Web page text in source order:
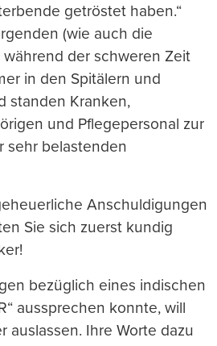
getröstet haben.“
(wie auch die
der schweren Zeit
in den Spitälern und
standen Kranken,
und Pflegepersonal zur
sehr belastenden
Anschuldigungen
Sie sich zuerst kundig
bezüglich eines indischen
aussprechen konnte, will
auslassen. Ihre Worte dazu